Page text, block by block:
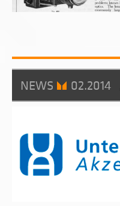
NEWS 02.2014